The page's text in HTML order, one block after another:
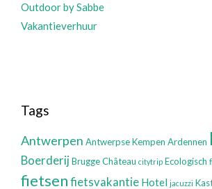
Outdoor by Sabbe
Vakantieverhuur
Tags
Antwerpen Antwerpse Kempen Ardennen
Boerderij BruggeChâteau citytrip Ecologisch
fietsen fietsvakantie Hotel jacuzzi